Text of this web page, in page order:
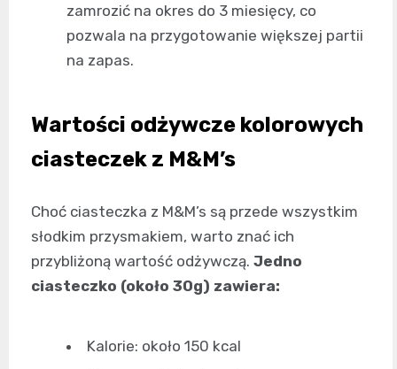
zamrozić na okres do 3 miesięcy, co
pozwala na przygotowanie większej partii
na zapas.
Wartości odżywcze kolorowych
ciasteczek z M&M’s
Choć ciasteczka z M&M’s są przede wszystkim
słodkim przysmakiem, warto znać ich
przybliżoną wartość odżywczą. Jedno
ciasteczko (około 30g) zawiera:
Kalorie: około 150 kcal